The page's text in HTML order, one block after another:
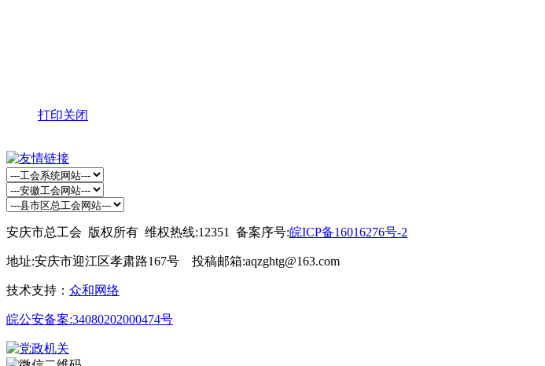
打印关闭
安庆市总工会 版权所有 维权热线:12351 备案序号:皖ICP备16016276号-2
地址:安庆市迎江区孝肃路167号 投稿邮箱:aqzghtg@163.com
技术支持： 众和网络
皖公安备案:34080202000474号